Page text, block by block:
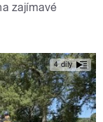
zajímavé
4 díly